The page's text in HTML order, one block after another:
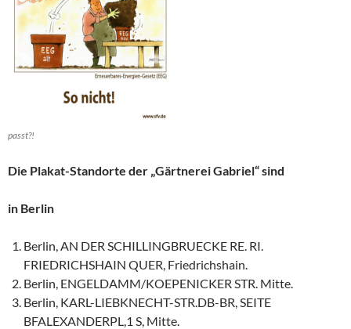
passt?!
Die Plakat-Standorte der „Gärtnerei Gabriel“ sind
in Berlin
Berlin, AN DER SCHILLINGBRUECKE RE. RI.
FRIEDRICHSHAIN QUER, Friedrichshain.
Berlin, ENGELDAMM/KOEPENICKER STR. Mitte.
Berlin, KARL-LIEBKNECHT-STR.DB-BR, SEITE
BFALEXANDERPL,1 S, Mitte.